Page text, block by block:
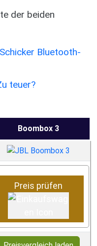
der beiden
Bluetooth-
teuer?
Boombox 3
Preis prüfen